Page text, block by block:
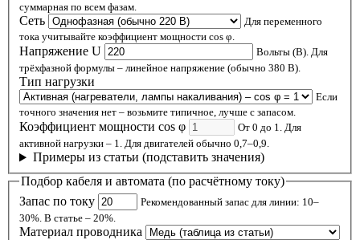
суммарная по всем фазам.
Сеть
Для переменного
тока учитывайте коэффициент мощности cos φ.
Напряжение U
Вольты (В). Для
трёхфазной формулы – линейное напряжение (обычно 380 В).
Тип нагрузки
Если
точного значения нет – возьмите типичное, лучше с запасом.
Коэффициент мощности cos φ
От 0 до 1. Для
активной нагрузки – 1. Для двигателей обычно 0,7–0,9.
Примеры из статьи (подставить значения)
Подбор кабеля и автомата (по расчётному току)
Запас по току
Рекомендованный запас для линии: 10–
30%. В статье – 20%.
Материал проводника